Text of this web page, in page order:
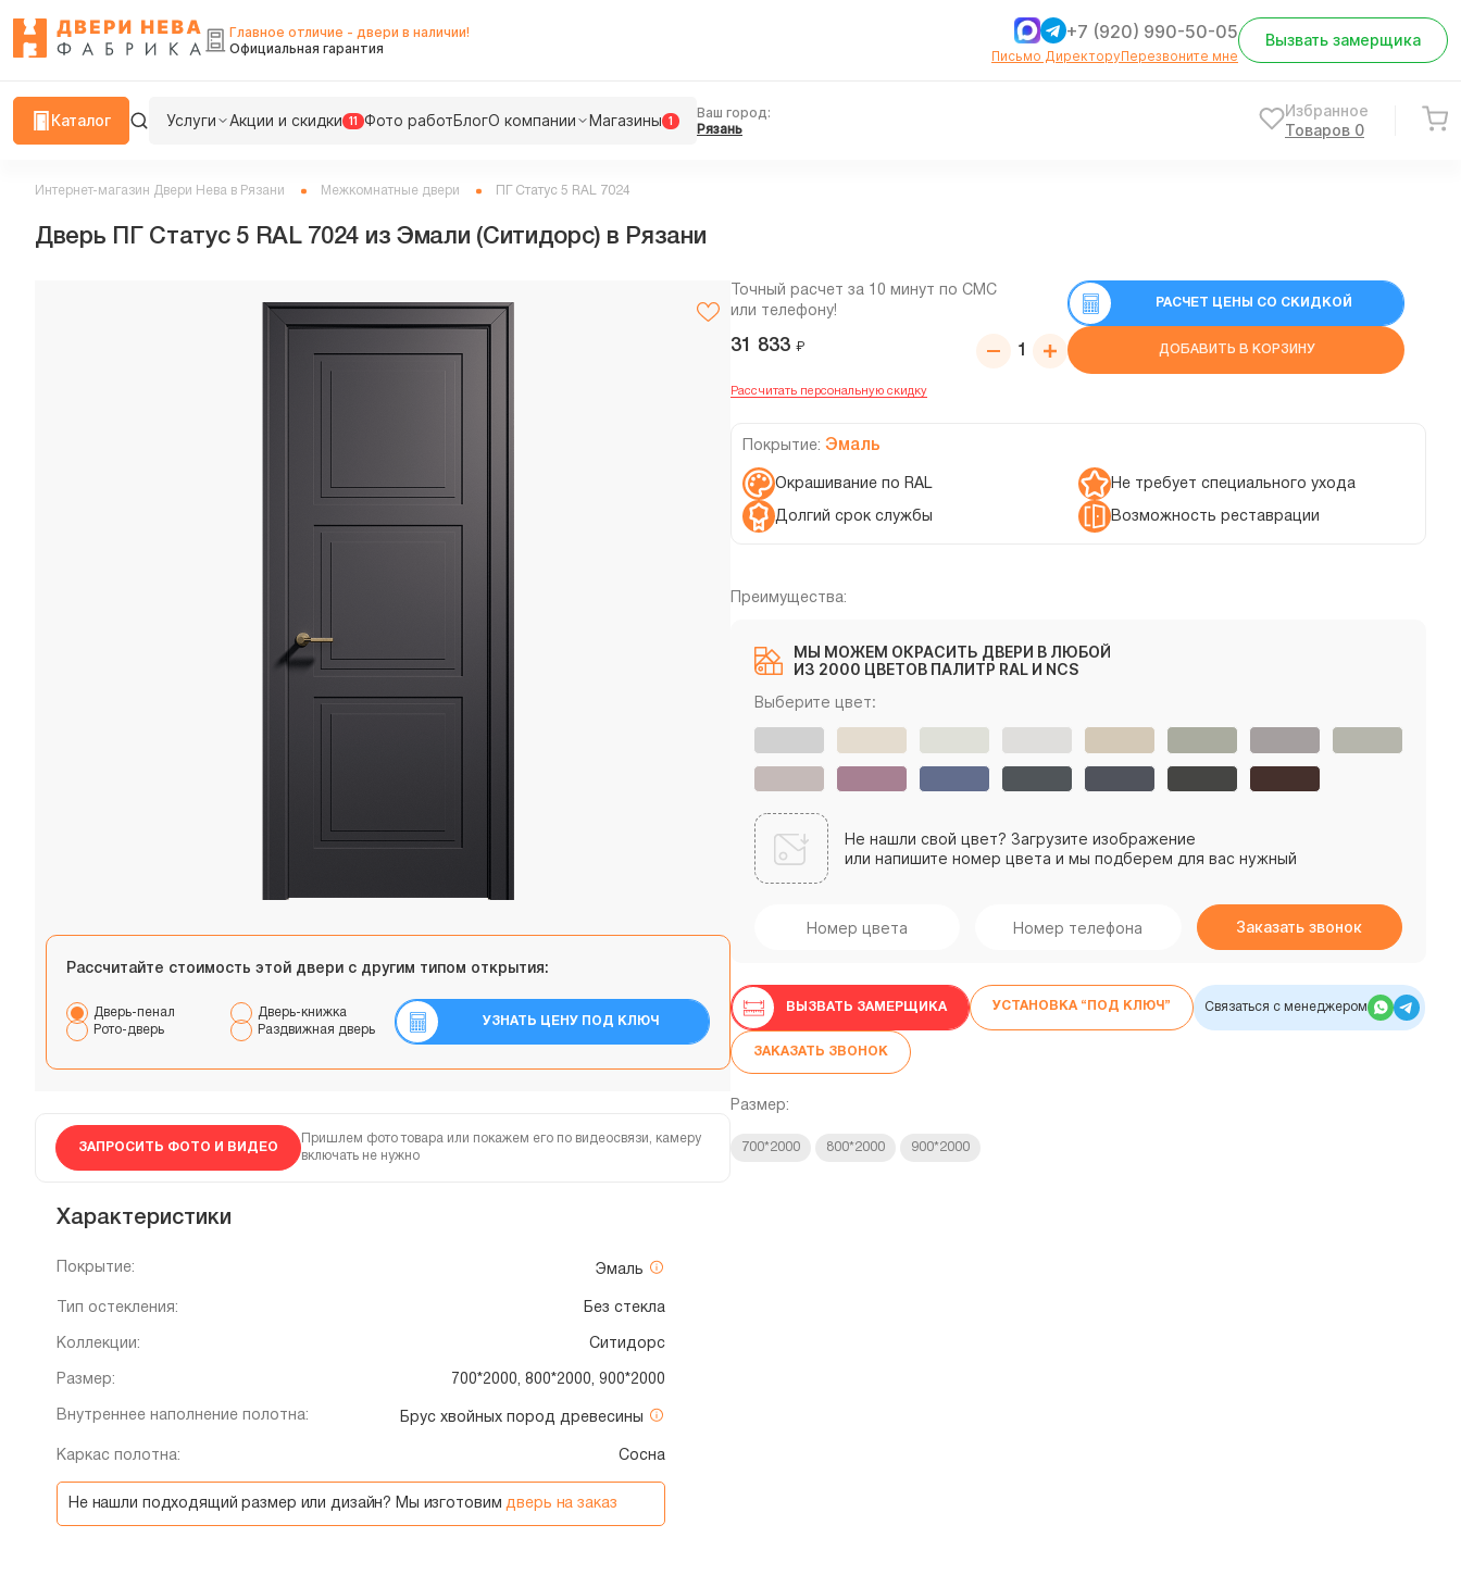
Главное отличие - двери в наличии!
Официальная гарантия
+7 (920) 990-50-05
Письмо ДиректоруПерезвоните мне
Вызвать замерщика
Каталог Услуги Акции и скидки 11 Фото работБлогО компании Магазины 1
Ваш город:
Рязань
Избранное
Товаров 0
Интернет-магазин Двери Нева в Рязани Межкомнатные двери ПГ Статус 5 RAL 7024
Дверь ПГ Статус 5 RAL 7024 из Эмали (Ситидорс) в Рязани
Рассчитайте стоимость этой двери с другим типом открытия:
Дверь-пенал
Дверь-книжка
Рото-дверь
Раздвижная дверь
УЗНАТЬ ЦЕНУ ПОД КЛЮЧ
ЗАПРОСИТЬ ФОТО И ВИДЕО
Пришлем фото товара или покажем его по видеосвязи, камеру
включать не нужно
Характеристики
Покрытие: Эмаль
Тип остекления: Без стекла
Коллекции: Ситидорс
Размер: 700*2000, 800*2000, 900*2000
Внутреннее наполнение полотна: Брус хвойных пород древесины
Каркас полотна: Сосна
Не нашли подходящий размер или дизайн? Мы изготовимдверь на заказ
Точный расчет за 10 минут по СМС
или телефону!
31 833 ₽
РАСЧЕТ ЦЕНЫ СО СКИДКОЙ
ДОБАВИТЬ В КОРЗИНУ
Рассчитать персональную скидку
Покрытие: Эмаль
Окрашивание по RAL Не требует специального ухода
Долгий срок службы Возможность реставрации
Преимущества:
МЫ МОЖЕМ ОКРАСИТЬ ДВЕРИ В ЛЮБОЙ
ИЗ 2000 ЦВЕТОВ ПАЛИТР RAL И NCS
Выберите цвет:
Не нашли свой цвет? Загрузите изображение
или напишите номер цвета и мы подберем для вас нужный
ВЫЗВАТЬ ЗАМЕРЩИКА УСТАНОВКА “ПОД КЛЮЧ” Связаться с менеджером
ЗАКАЗАТЬ ЗВОНОК
Размер:
700*2000 800*2000 900*2000